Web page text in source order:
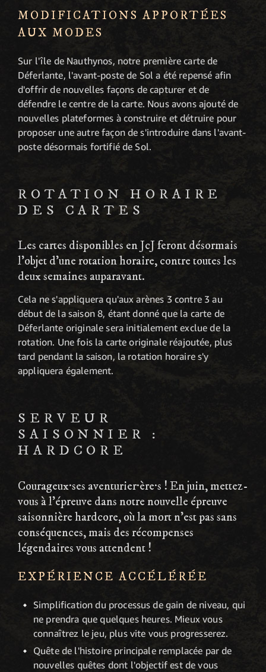
MODIFICATIONS APPORTÉES
AUX MODES
Sur l'île de Nauthynos, notre première carte de
Déferlante, l'avant-poste de Sol a été repensé afin
d'offrir de nouvelles façons de capturer et de
défendre le centre de la carte. Nous avons ajouté de
nouvelles plateformes à construire et détruire pour
proposer une autre façon de s'introduire dans l'avant-
poste désormais fortifié de Sol.
ROTATION HORAIRE
DES CARTES
Les cartes disponibles en JcJ feront désormais
l'objet d'une rotation horaire, contre toutes les
deux semaines auparavant.
Cela ne s'appliquera qu'aux arènes 3 contre 3 au
début de la saison 8, étant donné que la carte de
Déferlante originale sera initialement exclue de la
rotation. Une fois la carte originale réajoutée, plus
tard pendant la saison, la rotation horaire s'y
appliquera également.
SERVEUR
SAISONNIER :
HARDCORE
Courageux·ses aventurier·ère·s ! En juin, mettez-
vous à l'épreuve dans notre nouvelle épreuve
saisonnière hardcore, où la mort n'est pas sans
conséquences, mais des récompenses
légendaires vous attendent !
EXPÉRIENCE ACCÉLÉRÉE
Simplification du processus de gain de niveau, qui
ne prendra que quelques heures. Mieux vous
connaîtrez le jeu, plus vite vous progresserez.
Quête de l'histoire principale remplacée par de
nouvelles quêtes dont l'objectif est de vous